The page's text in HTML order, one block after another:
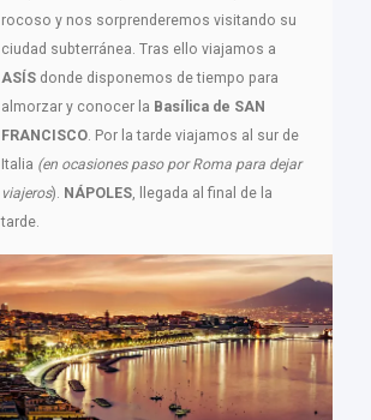
rocoso y nos sorprenderemos visitando su
ciudad subterránea. Tras ello viajamos a
ASÍS donde disponemos de tiempo para
almorzar y conocer la Basílica de SAN
FRANCISCO . Por la tarde viajamos al sur de
Italia (en ocasiones paso por Roma para dejar
viajeros). NÁPOLES , llegada al final de la
tarde.